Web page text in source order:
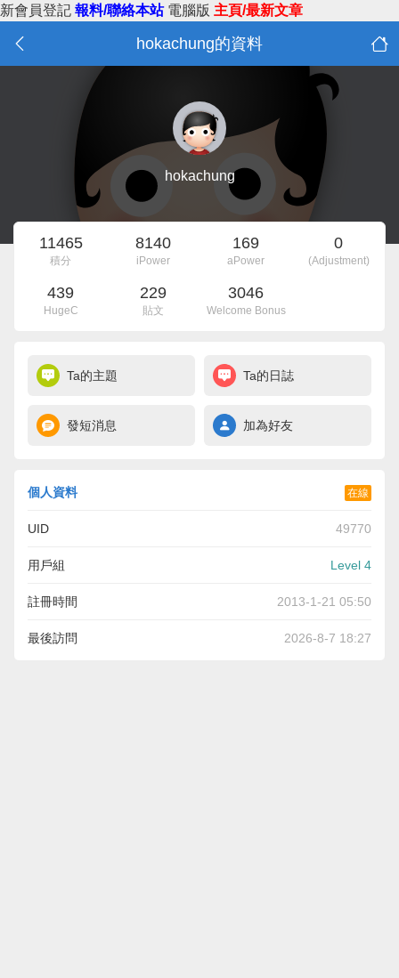
新會員登記 報料/聯絡本站 電腦版 主頁/最新文章
hokachung的資料
hokachung
11465
積分
8140
iPower
169
aPower
0
(Adjustment)
439
HugeC
229
貼文
3046
Welcome Bonus
Ta的主題 Ta的日誌
發短消息 加為好友
個人資料 在線
UID 49770
用戶組 Level 4
註冊時間 2013-1-21 05:50
最後訪問 2026-8-7 18:27